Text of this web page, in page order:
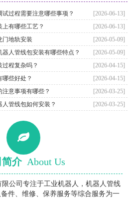
[2026-06-13]
过程需要注意哪些事项？
[2026-06-13]
有哪些工艺？
[2026-05-09]
门地轨安装
[2026-05-09]
人管线包安装有哪些特点？
[2026-04-15]
程复杂吗？
[2026-04-15]
些好处？
[2026-03-25]
意事项有哪些？
[2026-03-25]
管线包如何安装？
介 About Us
公司专注于工业机器人，机器人管线
件、维修、保养服务等综合服务为一